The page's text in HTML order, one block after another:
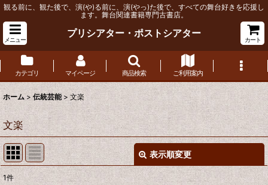
観る前に、観た後で、演(や)る前に、演(やっ)た後で、すべての舞台好きを応援し
ます。舞台関連書籍専門古書店。
メニュー
プリシアター・ポストシアター
カート
カテゴリ マイページ 商品検索 ご利用案内
ホーム > 伝統芸能 > 文楽
文楽
表示順変更
1件